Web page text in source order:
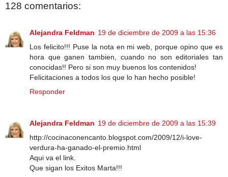
128 comentarios:
Alejandra Feldman 19 de diciembre de 2009 a las 15:36
Los felicito!!! Puse la nota en mi web, porque opino que es
hora que ganen tambien, cuando no son editoriales tan
conocidas!! Pero si son muy buenos los contenidos!
Felicitaciones a todos los que lo han hecho posible!
Responder
Alejandra Feldman 19 de diciembre de 2009 a las 15:39
http://cocinaconencanto.blogspot.com/2009/12/i-love-
verdura-ha-ganado-el-premio.html
Aqui va el link.
Que sigan los Exitos Marta!!!